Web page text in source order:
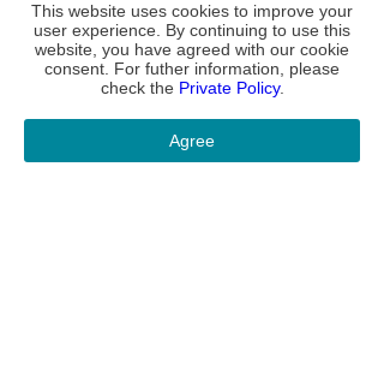
This website uses cookies to improve your
user experience. By continuing to use this
website, you have agreed with our cookie
consent. For futher information, please
check the Private Policy.
Agree